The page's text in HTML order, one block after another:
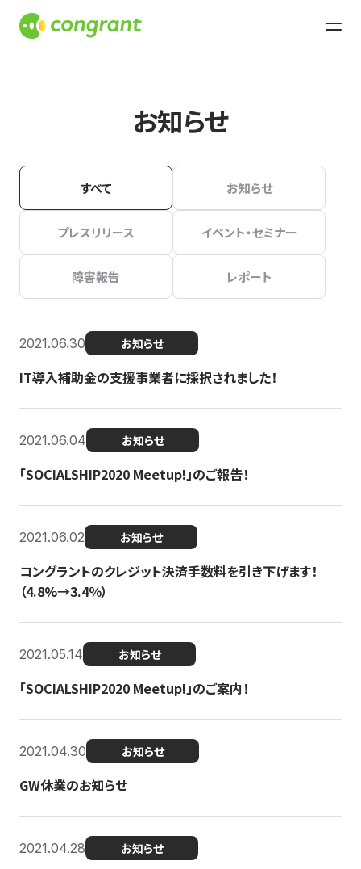
お知らせ
すべて お知らせ
プレスリリース イベント・セミナー
障害報告 レポート
2021.06.30 お知らせ
IT導入補助金の支援事業者に採択されました！
2021.06.04 お知らせ
「SOCIALSHIP2020 Meetup!」のご報告！
2021.06.02 お知らせ
コングラントのクレジット決済手数料を引き下げます！
（4.8%→3.4％）
2021.05.14 お知らせ
「SOCIALSHIP2020 Meetup!」のご案内！
2021.04.30 お知らせ
GW休業のお知らせ
2021.04.28 お知らせ